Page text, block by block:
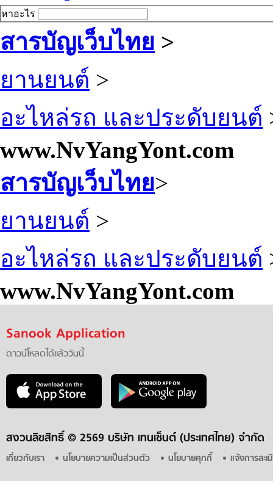
หาอะไร
สารบัญเว็บไทย >
ยานยนต์ >
อะไหล่รถ และประดับยนต์
www.NvYangYont.com
สารบัญเว็บไทย>
ยานยนต์ >
อะไหล่รถ และประดับยนต์
www.NvYangYont.com
Sanook Application
ดาวน์โหลดได้แล้ววันนี้
สงวนลิขสิทธิ์ © 2569 บริษัท เทนเซ็นต์ (ประเทศไทย) จำกัด
เกี่ยวกับเรา นโยบายความเป็นส่วนตัว นโยบายคุกกี้ แจ้งการละ